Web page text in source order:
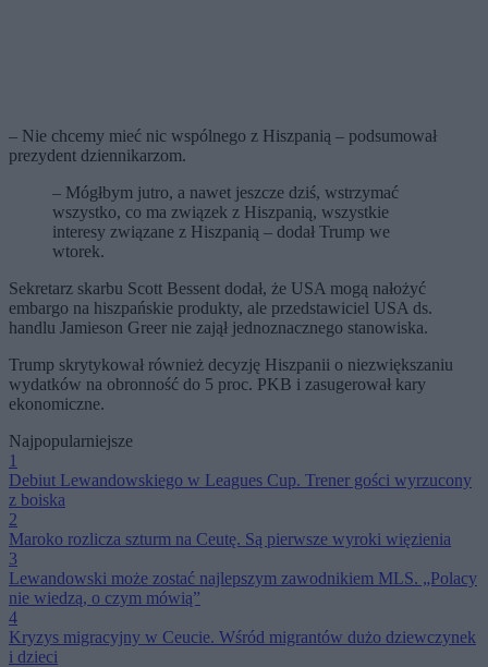
– Nie chcemy mieć nic wspólnego z Hiszpanią – podsumował
prezydent dziennikarzom.
– Mógłbym jutro, a nawet jeszcze dziś, wstrzymać
wszystko, co ma związek z Hiszpanią, wszystkie
interesy związane z Hiszpanią – dodał Trump we
wtorek.
Sekretarz skarbu Scott Bessent dodał, że USA mogą nałożyć
embargo na hiszpańskie produkty, ale przedstawiciel USA ds.
handlu Jamieson Greer nie zajął jednoznacznego stanowiska.
Trump skrytykował również decyzję Hiszpanii o niezwiększaniu
wydatków na obronność do 5 proc. PKB i zasugerował kary
ekonomiczne.
Najpopularniejsze
1
Debiut Lewandowskiego w Leagues Cup. Trener gości wyrzucony
z boiska
2
Maroko rozlicza szturm na Ceutę. Są pierwsze wyroki więzienia
3
Lewandowski może zostać najlepszym zawodnikiem MLS. „Polacy
nie wiedzą, o czym mówią”
4
Kryzys migracyjny w Ceucie. Wśród migrantów dużo dziewczynek
i dzieci